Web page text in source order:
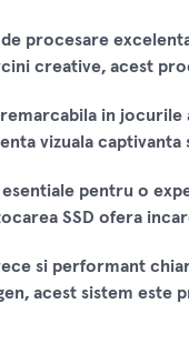
procesare
creative, acest
in
vizuala
pentru o
SSD ofera
si performant
acest sistem este